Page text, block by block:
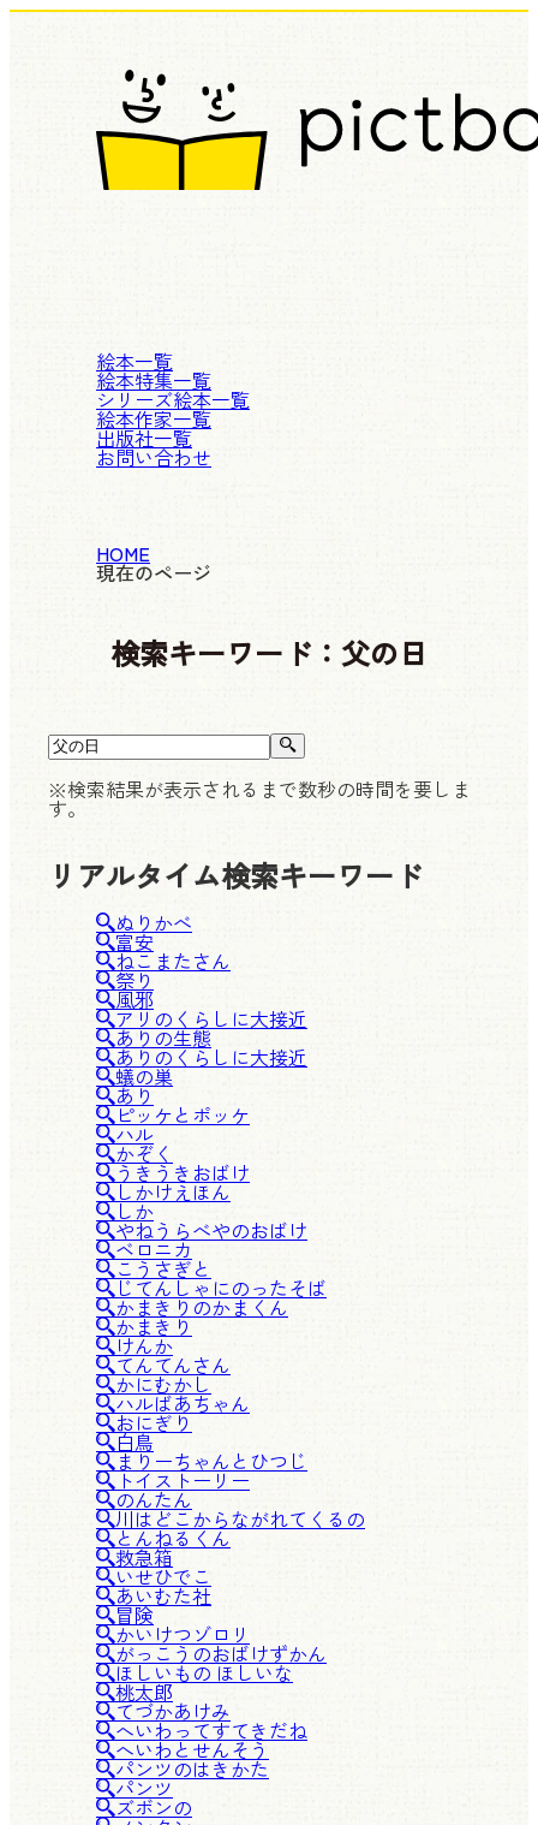
絵本一覧
絵本特集一覧
シリーズ絵本一覧
絵本作家一覧
出版社一覧
お問い合わせ
HOME
現在のページ
検索キーワード： 父の日
※検索結果が表示されるまで数秒の時間を要しま
す。
リアルタイム検索キーワード
ぬりかべ
富安
ねこまたさん
祭り
風邪
アリのくらしに大接近
ありの生態
ありのくらしに大接近
蟻の巣
あり
ピッケとポッケ
ハル
かぞく
うきうきおばけ
しかけえほん
しか
やねうらべやのおばけ
ベロニカ
こうさぎと
じてんしゃにのったそば
かまきりのかまくん
かまきり
けんか
てんてんさん
かにむかし
ハルばあちゃん
おにぎり
白鳥
まりーちゃんとひつじ
トイストーリー
のんたん
川はどこからながれてくるの
とんねるくん
救急箱
いせひでこ
あいむた社
冒険
かいけつゾロリ
がっこうのおばけずかん
ほしいもの ほしいな
桃太郎
てづかあけみ
へいわってすてきだね
へいわとせんそう
パンツのはきかた
パンツ
ズボンの